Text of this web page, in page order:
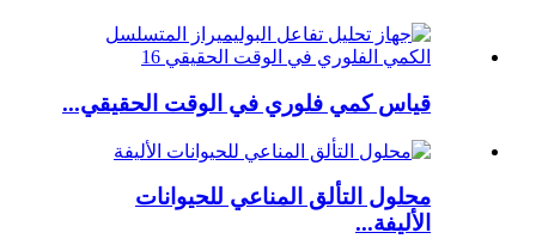
قياس كمي فلوري في الوقت الحقيقي...
محلول التألق المناعي للحيوانات
الأليفة...